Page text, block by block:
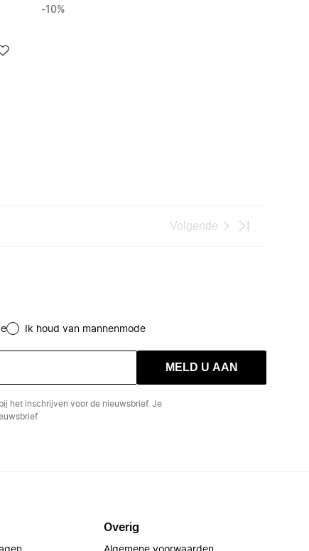
-10%
Volgende
Ik houd van mannenmode
MELD U AAN
bij het inschrijven voor de nieuwsbrief. Je
Overig